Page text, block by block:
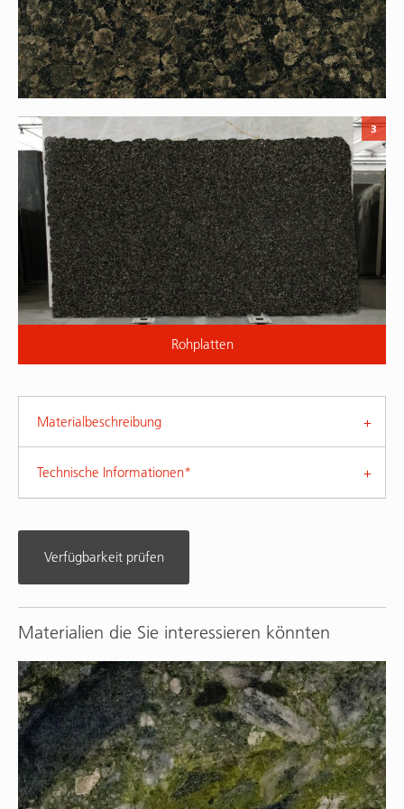
Rohplatten
3
Materialbeschreibung
Technische Informationen*
Verfügbarkeit prüfen
Materialien die Sie interessieren könnten